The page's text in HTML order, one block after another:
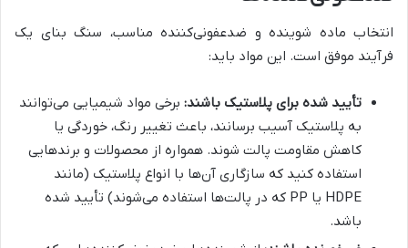
انتخاب ماده شوینده و ضدعفونی‌کننده مناسب، سنگ بنای یک
فرآیند موفق است. این مواد باید:
تأیید شده برای پلاستیک باشند: برخی مواد شیمیایی می‌توانند
به پلاستیک آسیب برسانند، باعث تغییر رنگ، خوردگی یا
کاهش مقاومت پالت شوند. همواره از محصولات و برندهایی
استفاده کنید که سازگاری آن‌ها با انواع پلاستیک (مانند
HDPE یا PP که در پالت‌ها استفاده می‌شوند) تأیید شده
باشد.